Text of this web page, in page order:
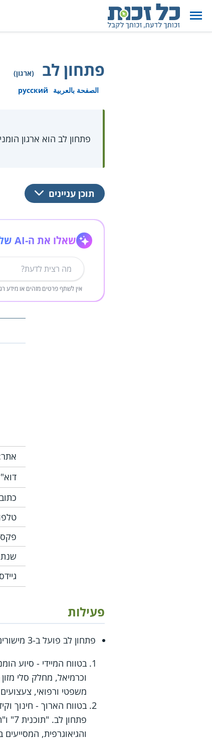
פתחון לב
(ארגון)
الصفحة بالعربية
русский
פתחון לב הוא ארגון
תוכן עניינים
שאלו את ה-AI שלנו
אין לשתף פרטים מזהים או מידע
פעילות
פתחון לב פועל ב-3 מישורים עיקריים:
בטווח המיידי - סיוע
וכרמיאל, מחלק סלי
משפטי ורפואי,
בטווח הארוך - חינוך
והגיאוגרפית,